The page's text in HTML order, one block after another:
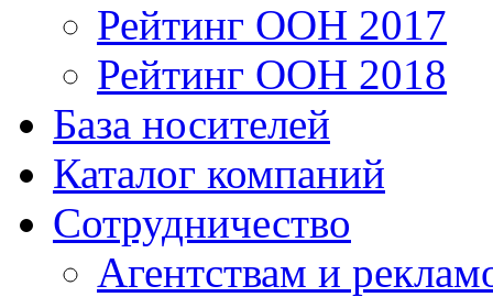
Рейтинг OOH 2017
Рейтинг OOH 2018
База носителей
Каталог компаний
Сотрудничество
Агентствам и